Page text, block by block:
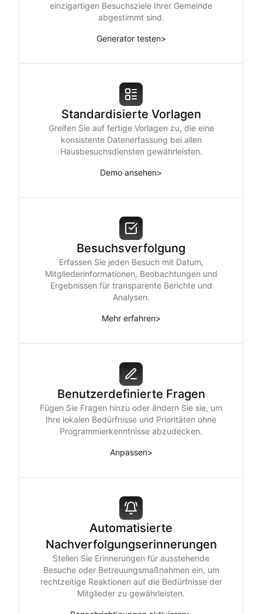
einzigartigen Besuchsziele Ihrer Gemeinde
abgestimmt sind.
Generator testen>
Standardisierte Vorlagen
Greifen Sie auf fertige Vorlagen zu, die eine
konsistente Datenerfassung bei allen
Hausbesuchsdiensten gewährleisten.
Demo ansehen>
Besuchsverfolgung
Erfassen Sie jeden Besuch mit Datum,
Mitgliederinformationen, Beobachtungen und
Ergebnissen für transparente Berichte und
Analysen.
Mehr erfahren>
Benutzerdefinierte Fragen
Fügen Sie Fragen hinzu oder ändern Sie sie, um
Ihre lokalen Bedürfnisse und Prioritäten ohne
Programmierkenntnisse abzudecken.
Anpassen>
Automatisierte
Nachverfolgungserinnerungen
Stellen Sie Erinnerungen für ausstehende
Besuche oder Betreuungsmaßnahmen ein, um
rechtzeitige Reaktionen auf die Bedürfnisse der
Mitglieder zu gewährleisten.